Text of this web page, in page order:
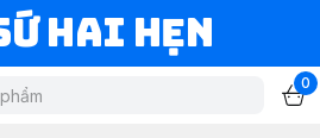
Hai Hẹn
0